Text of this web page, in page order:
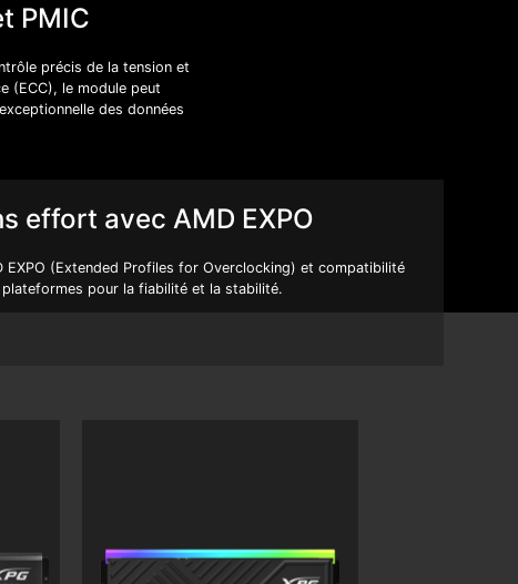
PMIC
précis de la tension et
(ECC), le module peut
des données
effort avec AMD EXPO
EXPO (Extended Profiles for Overclocking) et compatibilité
pour la fiabilité et la stabilité.